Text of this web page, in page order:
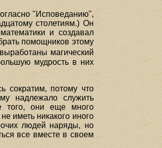
"Исповеданию",
столетиям.) Он
и создавал
помощников этому
магический
мудрость в них
сократим, потому что
надлежало служить
того, они еще много
иметь никакого иного
людей наряды, но
все вместе в своем